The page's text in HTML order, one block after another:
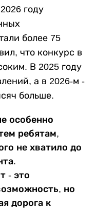
году
более 75
что конкурс в
В 2025 году
а в 2026-м -
больше.
особенно
ребятам,
не хватило до
- это
но
дорога к